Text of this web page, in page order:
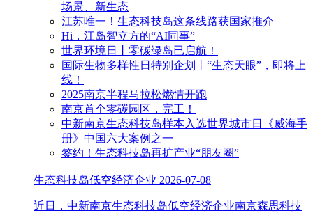
场景、新生态
江苏唯一！生态科技岛这条线路获国家推介
Hi，江岛智立方的“AI同事”
世界环境日丨零碳绿岛已启航！
国际生物多样性日特别企划丨“生态天眼”，即将上
线！
2025南京半程马拉松燃情开跑
南京首个零碳园区，完工！
中新南京生态科技岛样本入选世界城市日《威海手
册》中国六大案例之一
签约！生态科技岛再扩产业“朋友圈”
生态科技岛低空经济企业 2026-07-08
近日，中新南京生态科技岛低空经济企业南京森思科技